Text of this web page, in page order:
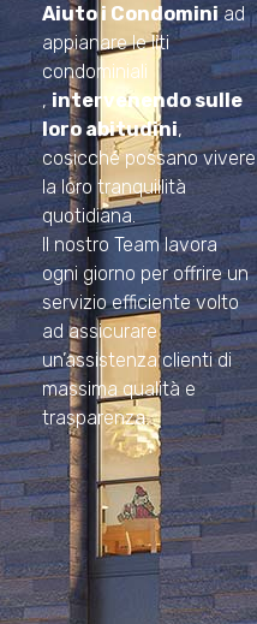
Aiuto i Condominiad
appianare le liti
condominiali
, intervenendo sulle
loro abitudini,
cosicché possano vivere
la loro tranquillità
quotidiana.
Il nostro Team lavora
ogni giorno per offrire un
servizio efficiente volto
ad assicurare
un’assistenza clienti di
massima qualità e
trasparenza.